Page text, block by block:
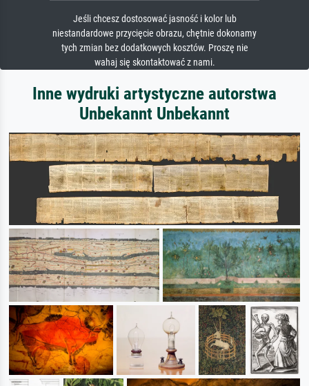
Jeśli chcesz dostosować jasność i kolor lub
niestandardowe przycięcie obrazu, chętnie dokonamy
tych zmian bez dodatkowych kosztów. Proszę nie
wahaj się skontaktować z nami.
Inne wydruki artystyczne autorstwa
Unbekannt Unbekannt